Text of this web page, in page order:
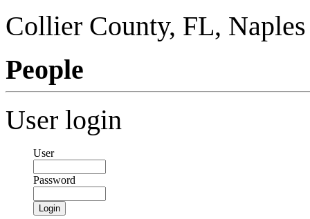
Collier County, FL,
People
User login
User
Password
Login